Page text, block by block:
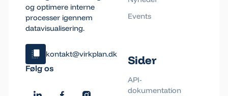
og optimere interne
processer igennem
datavisualisering.
kontakt@virkplan.dk
Klik og kopiér email
Email blev kopieret!
Følg os
Events
Sider
API-
dokumentation